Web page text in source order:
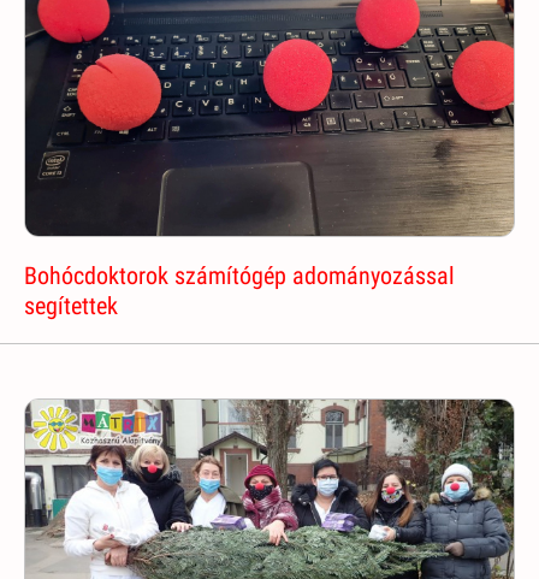
Bohócdoktorok számítógép adományozással
segítettek